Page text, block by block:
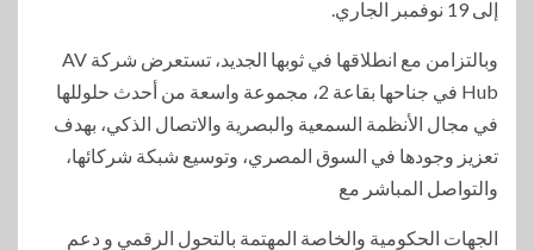
إلى 19 نوفمبر الجاري.
وبالتزامن مع انطلاقها في ثوبها الجديد، تستعرض شركة AV
Hub في جناحها بقاعة 2، مجموعة واسعة من أحدث حلوللها
في مجال الأنظمة السمعية والبصرية والاتصال الذكي، بهدف
تعزيز وجودها في السوق المصري، وتوسيع شبكة شركائها،
والتواصل المباشر مع
الجهات الحكومية والخاصة المهتمة بالتحول الرقمي و دعم